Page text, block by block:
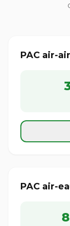
PAC air-air
PAC air-